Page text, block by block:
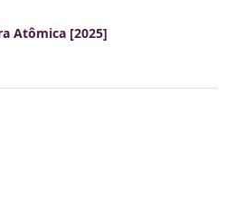
O discurso filosófico da Era Atômica [2025]